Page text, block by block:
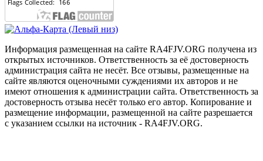
Информация размещенная на сайте RA4FJV.ORG получена из
открытых источников. Ответственность за её достоверность
администрация сайта не несёт. Все отзывы, размещенные на
сайте являются оценочными суждениями их авторов и не
имеют отношения к администрации сайта. Ответственность за
достоверность отзыва несёт только его автор. Копирование и
размещение информации, размещенной на сайте разрешается
с указанием ссылки на источник - RA4FJV.ORG.